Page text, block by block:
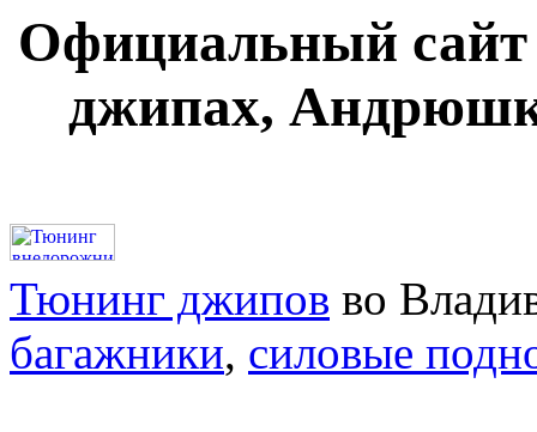
Официальный сайт
джипах,
Тюнинг джипов во
багажники, силовые